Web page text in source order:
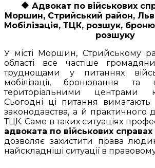
🔶 Адвокат по військових
Моршин, Стрийський район,
Мобілізація, ТЦК, розшук,
розшуку
У місті Моршин, Стрийському
області все частіше
труднощами у питаннях
мобілізації, бронювання
територіальними центрами
Сьогодні ці питання
законодавства, а й практичного
ТЦК. Саме в таких ситуаціях
адвоката по військових
дозволяє захистити права
найскладніші ситуації в